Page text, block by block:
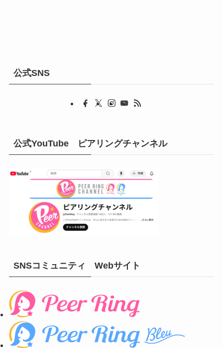
公式SNS
公式YouTube ピアリングチャンネル
SNSコミュニティ Webサイト